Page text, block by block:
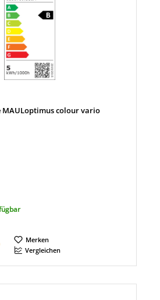
MAULoptimus colour vario
Merken
Vergleichen